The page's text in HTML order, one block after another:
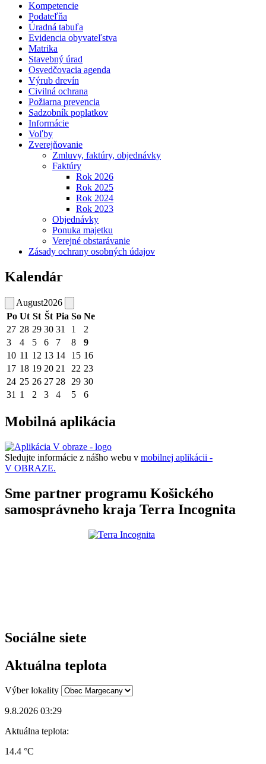
Kompetencie
Podateľňa
Úradná tabuľa
Evidencia obyvateľstva
Matrika
Stavebný úrad
Osvedčovacia agenda
Výrub drevín
Civilná ochrana
Požiarna prevencia
Sadzobník poplatkov
Informácie
Voľby
Zverejňovanie
Zmluvy, faktúry, objednávky
Faktúry
Rok 2026
Rok 2025
Rok 2024
Rok 2023
Objednávky
Ponuka majetku
Verejné obstarávanie
Zásady ochrany osobných údajov
Kalendár
August2026
Po Ut St Št Pia So Ne
27 28 29 30 31 1
2
3
4 5 6 7 8
9
10 11 12 13 14 15 16
17 18 19 20 21 22 23
24 25 26 27 28 29 30
31 1 2 3 4 5 6
Mobilná aplikácia
Sledujte informácie z nášho webu v mobilnej aplikácii -
V OBRAZE.
Sme partner programu Košického
samosprávneho kraja Terra Incognita
Sociálne siete
Aktuálna teplota
Výber lokality
9.8.2026 03:29
Aktuálna teplota:
14.4 °C